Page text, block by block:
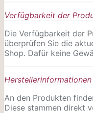
Verfügbarkeit der
Die Verfügbarkeit der
überprüfen Sie die
Shop. Dafür keine
Herstellerinformationen
An den Produkten
Diese stammen direkt